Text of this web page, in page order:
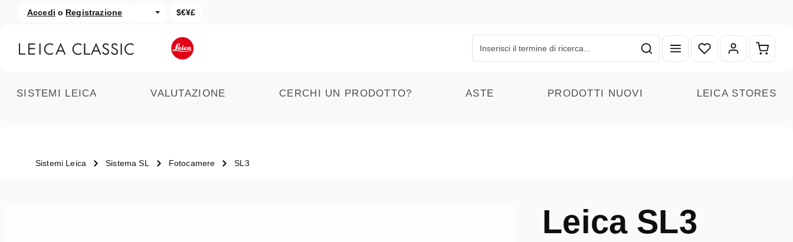
al contenuto principale
Salta alla ricerca
Accedi o Registrazione $€¥£
Hai 0 articoli nella lista
SISTEMI LEICA VALUTAZIONE CERCHI UN PRODOTTO? ASTE PRODOTTI NUOVI LEICA STORES
Sistemi Leica Sistema SL Fotocamere SL3
Leica SL3